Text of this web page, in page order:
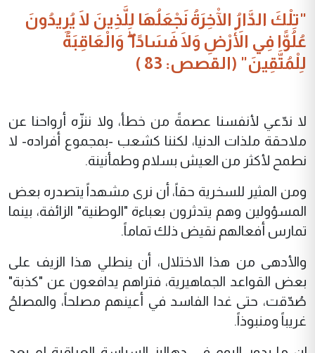
"تِلْكَ الدَّارُ الْآخِرَةُ نَجْعَلُهَا لِلَّذِينَ لَا يُرِيدُونَ
عُلُوًّا فِي الْأَرْضِ وَلَا فَسَادًا ۖ وَالْعَاقِبَةُ
لِلْمُتَّقِينَ" (القصص: 83 )
لا ندّعي لأنفسنا عصمةً من خطأ، ولا ننزّه أرواحنا عن
ملاحقة ملذات الدنيا، لكننا كشعب -بمجموع أفراده- لا
نطمح لأكثر من العيش بسلام وطمأنينة.
ومن المثير للسخرية حقاً، أن نرى مشهداً يتصدره بعض
المسؤولين وهم يتدثرون بعباءة "الوطنية" الزائفة، بينما
تمارس أفعالهم نقيض ذلك تماماً.
والأدهى من هذا الاختلال، أن ينطلي هذا الزيف على
بعض القواعد الجماهيرية، فتراهم يدافعون عن "كذبة"
صُدّقت، حتى غدا الفاسد في أعينهم مصلحاً، والمصلحُ
غريباً ومنبوذاً.